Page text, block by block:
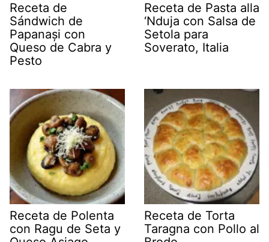
Receta de
Sándwich de
Papanași con
Queso de Cabra y
Pesto
Receta de Pasta alla
‘Nduja con Salsa de
Setola para
Soverato, Italia
Receta de Polenta
con Ragu de Seta y
Receta de Torta
Taragna con Pollo al